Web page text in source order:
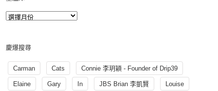
慶爆搜尋
Carman Cats Connie 李玥穎 - Founder of Drip39
Elaine Gary In JBS Brian 李凱賢 Louise